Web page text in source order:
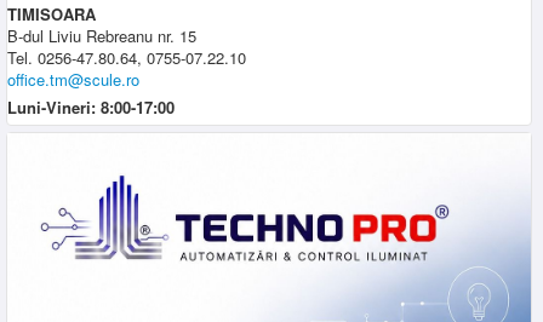
TIMISOARA
B-dul Liviu Rebreanu nr. 15
Tel. 0256-47.80.64, 0755-07.22.10
office.tm@scule.ro
Luni-Vineri: 8:00-17:00